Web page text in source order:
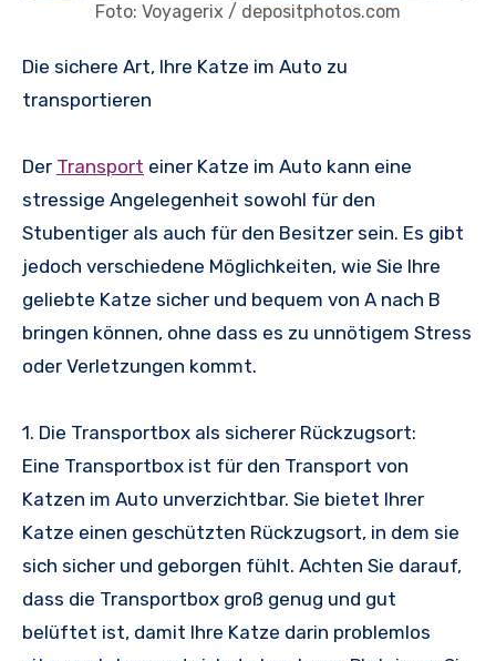
Foto: Voyagerix / depositphotos.com
Die sichere Art, Ihre Katze im Auto zu
transportieren
Der Transport einer Katze im Auto kann eine
stressige Angelegenheit sowohl für den
Stubentiger als auch für den Besitzer sein. Es gibt
jedoch verschiedene Möglichkeiten, wie Sie Ihre
geliebte Katze sicher und bequem von A nach B
bringen können, ohne dass es zu unnötigem Stress
oder Verletzungen kommt.
1. Die Transportbox als sicherer Rückzugsort:
Eine Transportbox ist für den Transport von
Katzen im Auto unverzichtbar. Sie bietet Ihrer
Katze einen geschützten Rückzugsort, in dem sie
sich sicher und geborgen fühlt. Achten Sie darauf,
dass die Transportbox groß genug und gut
belüftet ist, damit Ihre Katze darin problemlos